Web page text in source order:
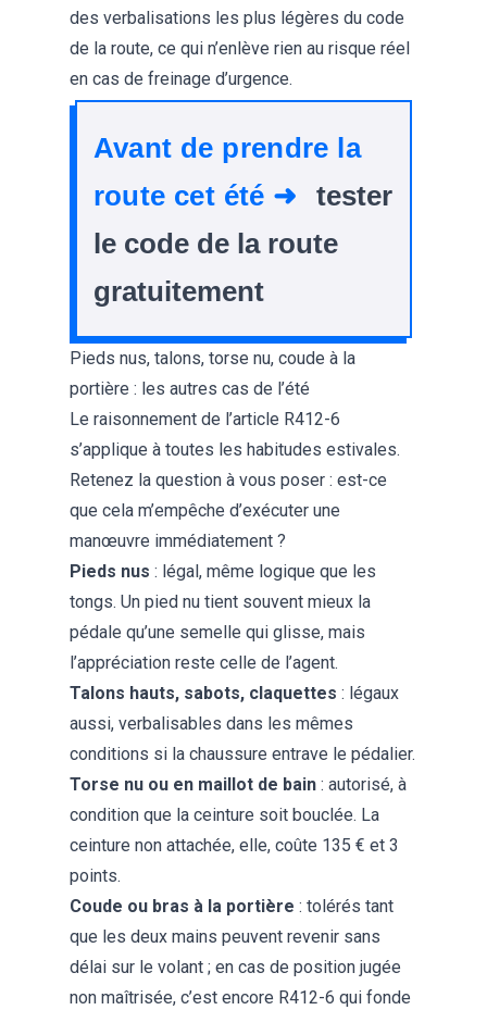
des verbalisations les plus légères du code
de la route, ce qui n’enlève rien au risque réel
en cas de freinage d’urgence.
Avant de prendre la
route cet été ➜
tester
le code de la route
gratuitement
Pieds nus, talons, torse nu, coude à la
portière : les autres cas de l’été
Le raisonnement de l’article R412-6
s’applique à toutes les habitudes estivales.
Retenez la question à vous poser : est-ce
que cela m’empêche d’exécuter une
manœuvre immédiatement ?
Pieds nus : légal, même logique que les
tongs. Un pied nu tient souvent mieux la
pédale qu’une semelle qui glisse, mais
l’appréciation reste celle de l’agent.
Talons hauts, sabots, claquettes : légaux
aussi, verbalisables dans les mêmes
conditions si la chaussure entrave le pédalier.
Torse nu ou en maillot de bain : autorisé, à
condition que la ceinture soit bouclée. La
ceinture non attachée, elle, coûte 135 € et 3
points.
Coude ou bras à la portière : tolérés tant
que les deux mains peuvent revenir sans
délai sur le volant ; en cas de position jugée
non maîtrisée, c’est encore R412-6 qui fonde